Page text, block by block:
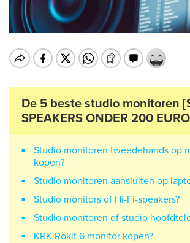
De 5 beste studio monitoren
SPEAKERS ONDER 200
Studio monitoren tweedehands op
kopen?
Studio monitoren aansluiten op
Studio monitors of Hi-Fi-speakers?
Studio monitoren of studio
KRK Rokit 6 monitor kopen?